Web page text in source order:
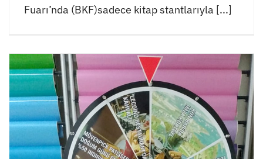
Fuarı’nda (BKF)sadece kitap stantlarıyla [...]